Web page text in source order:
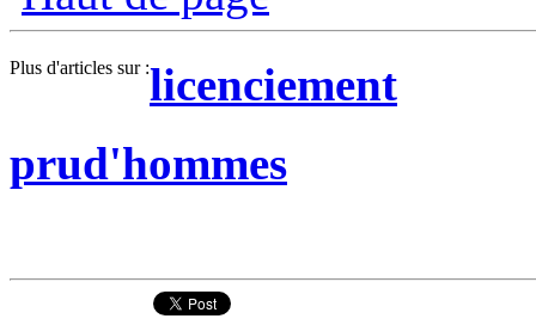
Plus d'articles sur :licenciement
prud'hommes